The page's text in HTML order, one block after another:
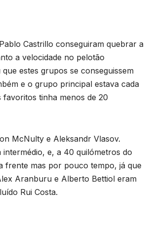
Castrillo conseguiram quebrar a
a velocidade no pelotão
estes grupos se conseguissem
e o grupo principal estava cada
tinha menos de 20
McNulty e Aleksandr Vlasov.
intermédio, e, a 40 quilómetros do
frente mas por pouco tempo, já que
Aranburu e Alberto Bettiol eram
Rui Costa.